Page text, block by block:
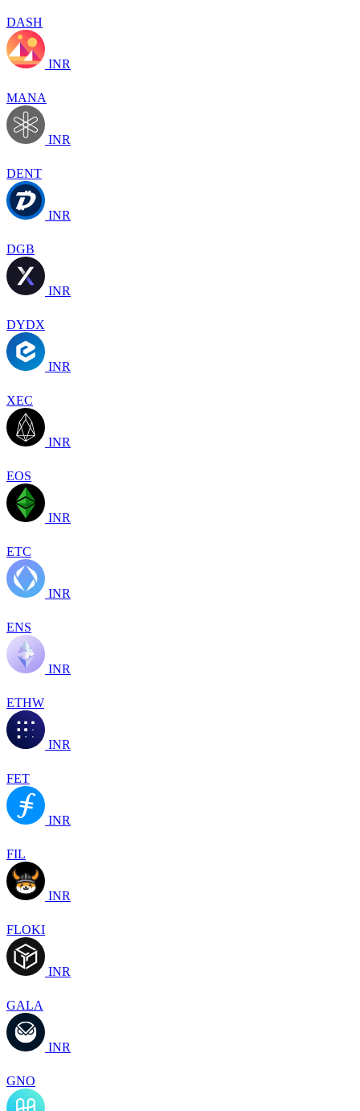
DASH
INR
MANA
INR
DENT
INR
DGB
INR
DYDX
INR
XEC
INR
EOS
INR
ETC
INR
ENS
INR
ETHW
INR
FET
INR
FIL
INR
FLOKI
INR
GALA
INR
GNO